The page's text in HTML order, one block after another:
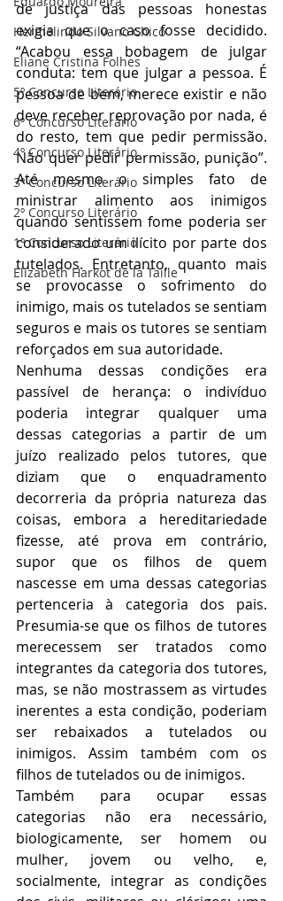
Hermelindo Silvano Chico
Eliane Cristina Folhes
5º Concurso Literário
6º Concurso Literário
4º Concurso Literário
3º Concurso Literário
2º Concurso Literário
1º Concurso Literário
Elizabeth Harkot de la Taille
de justiça das pessoas honestas
exigia que o caso fosse decidido.
“Acabou essa bobagem de julgar
conduta: tem que julgar a pessoa. É
pessoa de bem, merece existir e não
deve receber reprovação por nada, é
do resto, tem que pedir permissão.
Não quer pedir permissão, punição”.
Até mesmo o simples fato de
ministrar alimento aos inimigos
quando sentissem fome poderia ser
considerado um ilícito por parte dos
tutelados. Entretanto, quanto mais
se provocasse o sofrimento do
inimigo, mais os tutelados se sentiam
seguros e mais os tutores se sentiam
reforçados em sua autoridade.
Nenhuma dessas condições era
passível de herança: o indivíduo
poderia integrar qualquer uma
dessas categorias a partir de um
juízo realizado pelos tutores, que
diziam que o enquadramento
decorreria da própria natureza das
coisas, embora a hereditariedade
fizesse, até prova em contrário,
supor que os filhos de quem
nascesse em uma dessas categorias
pertenceria à categoria dos pais.
Presumia-se que os filhos de tutores
merecessem ser tratados como
integrantes da categoria dos tutores,
mas, se não mostrassem as virtudes
inerentes a esta condição, poderiam
ser rebaixados a tutelados ou
inimigos. Assim também com os
filhos de tutelados ou de inimigos.
Também para ocupar essas
categorias não era necessário,
biologicamente, ser homem ou
mulher, jovem ou velho, e,
socialmente, integrar as condições